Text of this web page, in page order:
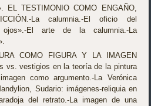
EL TESTIMONIO COMO ENGAÑO,
La calumnia.-El oficio del
ojos».-El arte de la calumnia.-La
COMO FIGURA Y LA IMA­GEN
vs. vestigios en la teoría de la pintura
como argumento.-La Verónica
Sudario: imágenes-reliquia en
del retrato.-La imagen de una